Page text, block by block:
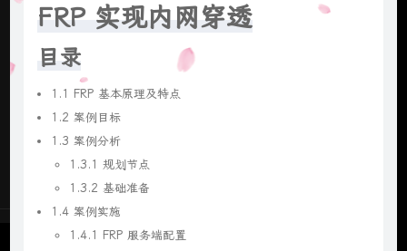
FRP 实现内网穿透
目录
1.1 FRP 基本原理及特点
1.2 案例目标
1.3 案例分析
1.3.1 规划节点
1.3.2 基础准备
1.4 案例实施
1.4.1 FRP 服务端配置